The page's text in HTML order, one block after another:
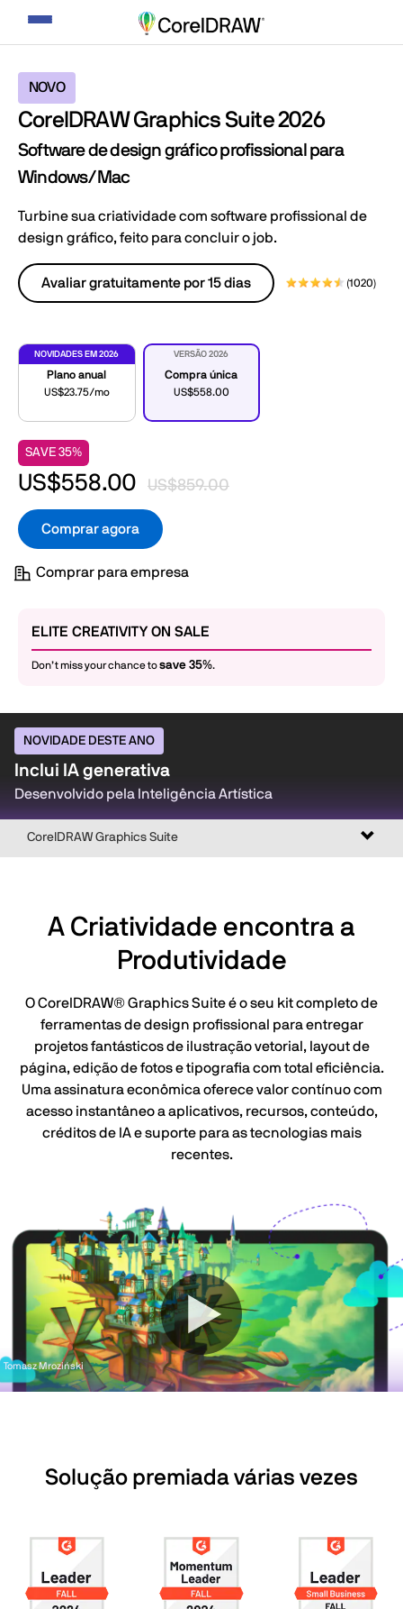
Alternar
navegação
NOVO
CorelDRAW Graphics Suite 2026
Software de design gráfico profissional para
Windows/Mac
Turbine sua criatividade com software profissional de
design gráfico, feito para concluir o job.
Avaliar gratuitamente por 15 dias (1020)
NOVIDADES EM 2026
Plano anual
US$23.75/mo
VERSÃO 2026
Compra única
US$558.00
SAVE 35%
US$558.00 US$859.00
Comprar agora
Comprar para empresa
ELITE CREATIVITY ON SALE
Don’t miss your chance tosave 35%.
NOVIDADE DESTE ANO
Inclui IA generativa
Desenvolvido pela Inteligência Artística
CorelDRAW Graphics Suite
A Criatividade encontra a
Produtividade
O CorelDRAW® Graphics Suite é o seu kit completo de
ferramentas de design profissional para entregar
projetos fantásticos de ilustração vetorial, layout de
página, edição de fotos e tipografia com total eficiência.
Uma assinatura econômica oferece valor contínuo com
acesso instantâneo a aplicativos, recursos, conteúdo,
créditos de IA e suporte para as tecnologias mais
recentes.
Tomasz Mroziński
Solução premiada várias vezes